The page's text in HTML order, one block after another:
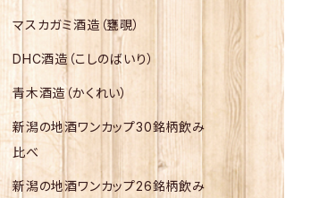
マスカガミ酒造（甕覗）
DHC酒造（こしのばいり）
青木酒造（かくれい）
新潟の地酒ワンカップ30銘柄飲み
比べ
新潟の地酒ワンカップ26銘柄飲み